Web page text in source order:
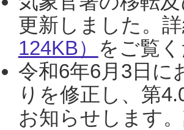
更新しました。
124KB） をご覧
令和6年6月3日に
りを修正し、第
お知らせします